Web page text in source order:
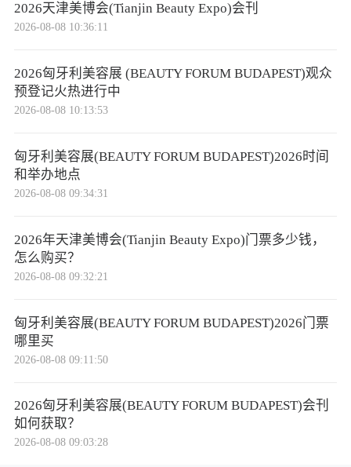
2026天津美博会(Tianjin Beauty Expo)会刊
2026-08-08 10:36:11
2026匈牙利美容展 (BEAUTY FORUM BUDAPEST)观众
预登记火热进行中
2026-08-08 10:13:53
匈牙利美容展(BEAUTY FORUM BUDAPEST)2026时间
和举办地点
2026-08-08 09:34:31
2026年天津美博会(Tianjin Beauty Expo)门票多少钱，
怎么购买？
2026-08-08 09:32:21
匈牙利美容展(BEAUTY FORUM BUDAPEST)2026门票
哪里买
2026-08-08 09:11:50
2026匈牙利美容展(BEAUTY FORUM BUDAPEST)会刊
如何获取？
2026-08-08 09:03:28